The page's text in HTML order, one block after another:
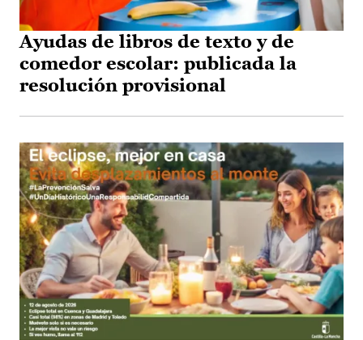
Ayudas de libros de texto y de
comedor escolar: publicada la
resolución provisional